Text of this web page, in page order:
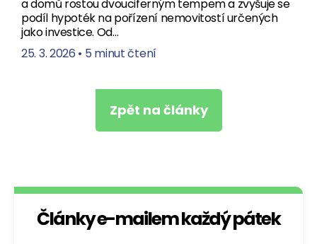
a domů rostou dvouciferným tempem a zvyšuje se
podíl hypoték na pořízení nemovitostí určených
jako investice. Od…
25. 3. 2026 • 5 minut čtení
Zpět na články
Články e-mailem každý pátek